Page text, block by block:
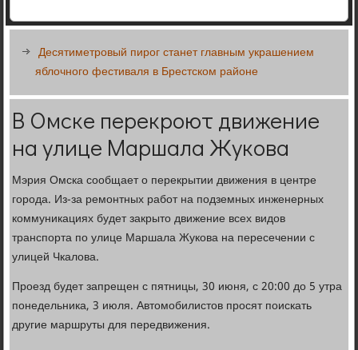
Десятиметровый пирог станет главным украшением
яблочного фестиваля в Брестском районе
В Омске перекроют движение
на улице Маршала Жукова
Мэрия Омска сообщает о перекрытии движения в центре
города. Из-за ремонтных работ на подземных инженерных
коммуникациях будет закрыто движение всех видов
транспорта по улице Маршала Жукова на пересечении с
улицей Чкалова.
Проезд будет запрещен с пятницы, 30 июня, с 20:00 до 5 утра
понедельника, 3 июля. Автомобилистов просят поискать
другие маршруты для передвижения.